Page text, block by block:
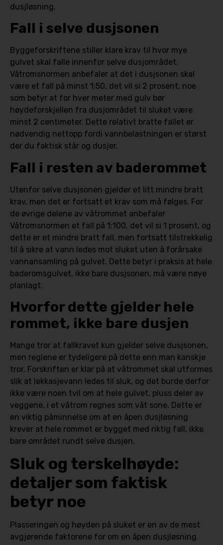
dusjløsning.
Fall i selve dusjsonen
Byggeforskriftene stiller klare krav til hvor mye
gulvet skal falle innenfor selve dusjområdet.
Våtromsnormen anbefaler at det i dusjsonen skal
være et fall på minst 1:50, det vil si 2 prosent, noe
som betyr at for hver meter med gulv bør
høydeforskjellen fra dusjområdet til sluket være
minst 2 centimeter. Dette relativt bratte fallet er
nødvendig nettopp fordi vannbelastningen er størst
der du faktisk står og dusjer.
Fall i resten av baderommet
Utenfor selve dusjsonen gjelder et litt mindre bratt
krav, men det er fortsatt et krav som må følges. For
de øvrige delene av våtrommet anbefaler
Våtromsnormen et fall på 1:100, det vil si 1 prosent, og
dette er et mindre bratt fall, men fortsatt tilstrekkelig
til å sikre at vann ledes mot sluket uten å forårsake
vannansamling på gulvet. Dette betyr i praksis at hele
baderomsgulvet, ikke bare dusjsonen, må være nøye
planlagt.
Hvorfor dette gjelder hele
rommet, ikke bare dusjen
Mange tror at fallkravet kun gjelder selve dusjsonen,
men reglene er tydeligere på dette enn man kanskje
tror. Forskriften er klar på at våtrommet skal utformes
slik at lekkasjevann ledes til sluk, og det burde derfor
ikke være noen tvil om at hele gulvet, pluss deler av
veggene, i et våtrom regnes som våt sone. Dette er
en viktig påminnelse om at en åpen dusjløsning
krever at hele rommet er bygget med riktig fall, ikke
bare området rundt selve dusjen.
Sluk og terskelhøyde:
detaljer som faktisk
betyr noe
Plasseringen og høyden på sluket er en av de mest
avgjørende faktorene for om en åpen dusjløsning